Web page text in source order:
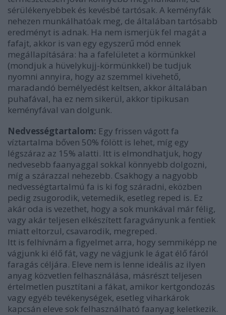
sérülékenyebbek és kevésbé tartósak. A keményfák
nehezen munkálhatóak meg, de általában tartósabb
eredményt is adnak. Ha nem ismerjük fel magát a
fafajt, akkor is van egy egyszerű mód ennek
megállapítására: ha a fafelületet a körmünkkel
(mondjuk a hüvelykujj-körmünkkel) be tudjuk
nyomni annyira, hogy az szemmel kivehető,
maradandó bemélyedést keltsen, akkor általában
puhafával, ha ez nem sikerül, akkor tipikusan
keményfával van dolgunk.
Nedvességtartalom: Egy frissen vágott fa
víztartalma bőven 50% fölött is lehet, míg egy
légszáraz az 15% alatti. Itt is elmondhatjuk, hogy
nedvesebb faanyaggal sokkal könnyebb dolgozni,
míg a szárazzal nehezebb. Csakhogy a nagyobb
nedvességtartalmú fa is ki fog száradni, eközben
pedig zsugorodik, vetemedik, esetleg reped is. Ez
akár oda is vezethet, hogy a sok munkával már félig,
vagy akár teljesen elkészített faragványunk a fentiek
miatt eltorzul, csavarodik, megreped.
Itt is felhívnám a figyelmet arra, hogy semmiképp ne
vágjunk ki élő fát, vagy ne vágjunk le ágat élő fáról
faragás céljára. Eleve nem is lenne ideális az ilyen
anyag közvetlen felhasználása, másrészt teljesen
értelmetlen pusztítani a fákat, amikor kertgondozás
vagy egyéb tevékenységek, esetleg viharkárok
kapcsán eleve sok felhasználható faanyag keletkezik.